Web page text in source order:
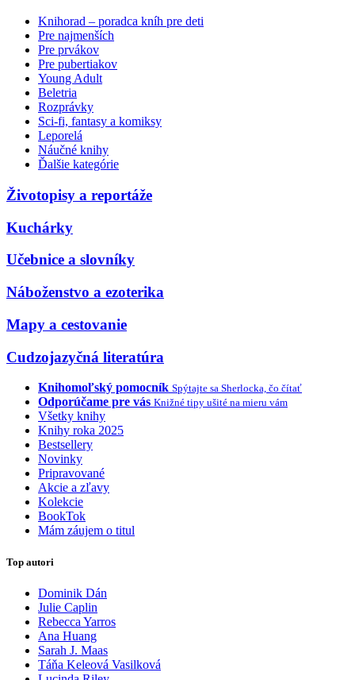
Knihorad – poradca kníh pre deti
Pre najmenších
Pre prvákov
Pre pubertiakov
Young Adult
Beletria
Rozprávky
Sci-fi, fantasy a komiksy
Leporelá
Náučné knihy
Ďalšie kategórie
Životopisy a reportáže
Kuchárky
Učebnice a slovníky
Náboženstvo a ezoterika
Mapy a cestovanie
Cudzojazyčná literatúra
Knihomoľský pomocník Spýtajte sa Sherlocka, čo čítať
Odporúčame pre vás Knižné tipy ušité na mieru vám
Všetky knihy
Knihy roka 2025
Bestsellery
Novinky
Pripravované
Akcie a zľavy
Kolekcie
BookTok
Mám záujem o titul
Top autori
Dominik Dán
Julie Caplin
Rebecca Yarros
Ana Huang
Sarah J. Maas
Táňa Keleová Vasilková